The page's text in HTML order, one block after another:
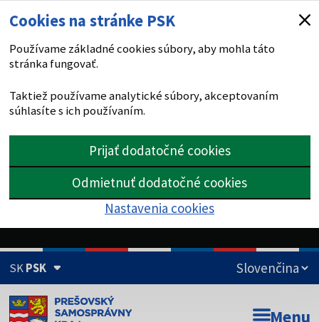
Cookies na stránke PSK
Používame základné cookies súbory, aby mohla táto
stránka fungovať.
Taktiež používame analytické súbory, akceptovaním
súhlasíte s ich používaním.
Prijať dodatočné cookies
Odmietnuť dodatočné cookies
Nastavenia cookies
SKPSK
Doména psk.sk je oficiálna Menu